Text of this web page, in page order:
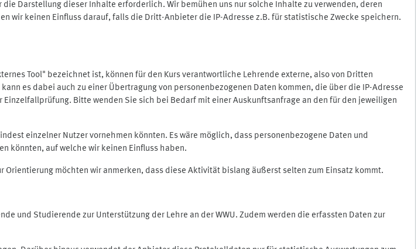
Darstellung dieser Inhalte erforderlich. Wir bemühen uns nur solche Inhalte zu verwenden, deren
wir keinen Einfluss darauf, falls die Dritt-Anbieter die IP-Adresse z.B. für statistische Zwecke speichern.
Tool" bezeichnet ist, können für den Kurs verantwortliche Lehrende externe, also von Dritten
es dabei auch zu einer Übertragung von personenbezogenen Daten kommen, die über die IP-Adresse
Bitte wenden Sie sich bei Bedarf mit einer Auskunftsanfrage an den für den jeweiligen
einzelner Nutzer vornehmen könnten. Es wäre möglich, dass personenbezogene Daten und
könnten, auf welche wir keinen Einfluss haben.
möchten wir anmerken, dass diese Aktivität bislang äußerst selten zum Einsatz kommt.
und Studierende zur Unterstützung der Lehre an der WWU. Zudem werden die erfassten Daten zur